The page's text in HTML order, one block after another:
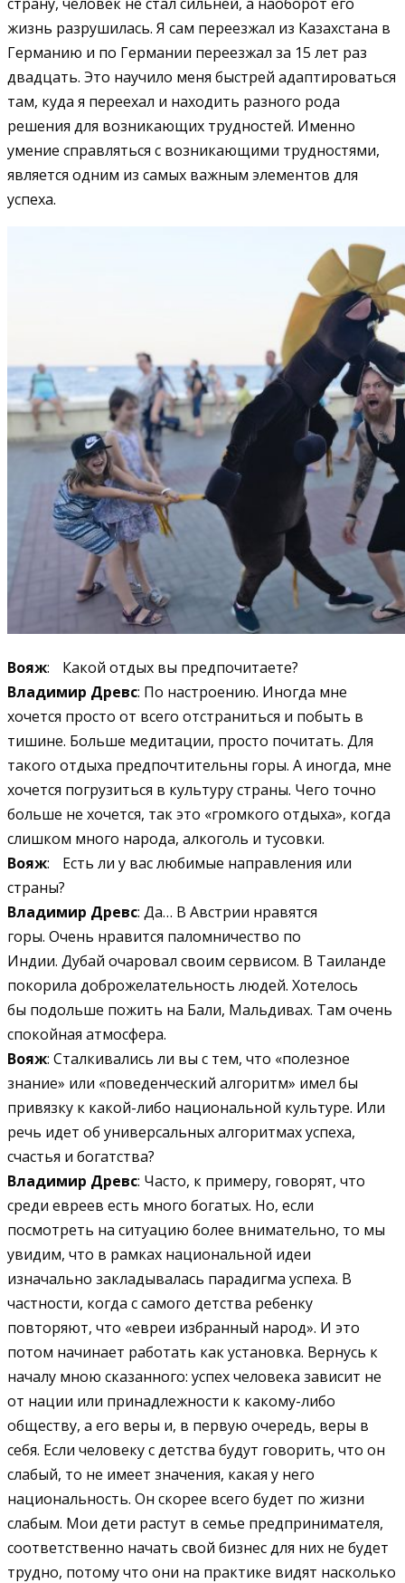
жизнь разрушилась. Я сам переезжал из Казахстана в
Германию и по Германии переезжал за 15 лет раз
двадцать. Это научило меня быстрей адаптироваться
там, куда я переехал и находить разного рода
решения для возникающих трудностей. Именно
умение справляться с возникающими трудностями,
является одним из самых важным элементов для
успеха.
Вояж: Какой отдых вы предпочитаете?
Владимир Древс: По настроению. Иногда мне
хочется просто от всего отстраниться и побыть в
тишине. Больше медитации, просто почитать. Для
такого отдыха предпочтительны горы. А иногда, мне
хочется погрузиться в культуру страны. Чего точно
больше не хочется, так это «громкого отдыха», когда
слишком много народа, алкоголь и тусовки.
Вояж: Есть ли у вас любимые направления или
страны?
Владимир Древс: Да… В Австрии нравятся
горы. Очень нравится паломничество по
Индии. Дубай очаровал своим сервисом. В Таиланде
покорила доброжелательность людей. Хотелось
бы подольше пожить на Бали, Мальдивах. Там очень
спокойная атмосфера.
Вояж: Сталкивались ли вы с тем, что «полезное
знание» или «поведенческий алгоритм» имел бы
привязку к какой-либо национальной культуре. Или
речь идет об универсальных алгоритмах успеха,
счастья и богатства?
Владимир Древс: Часто, к примеру, говорят, что
среди евреев есть много богатых. Но, если
посмотреть на ситуацию более внимательно, то мы
увидим, что в рамках национальной идеи
изначально закладывалась парадигма успеха. В
частности, когда с самого детства ребенку
повторяют, что «евреи избранный народ». И это
потом начинает работать как установка. Вернусь к
началу мною сказанного: успех человека зависит не
от нации или принадлежности к какому-либо
обществу, а его веры и, в первую очередь, веры в
себя. Если человеку с детства будут говорить, что он
слабый, то не имеет значения, какая у него
национальность. Он скорее всего будет по жизни
слабым. Мои дети растут в семье предпринимателя,
соответственно начать свой бизнес для них не будет
трудно, потому что они на практике видят насколько